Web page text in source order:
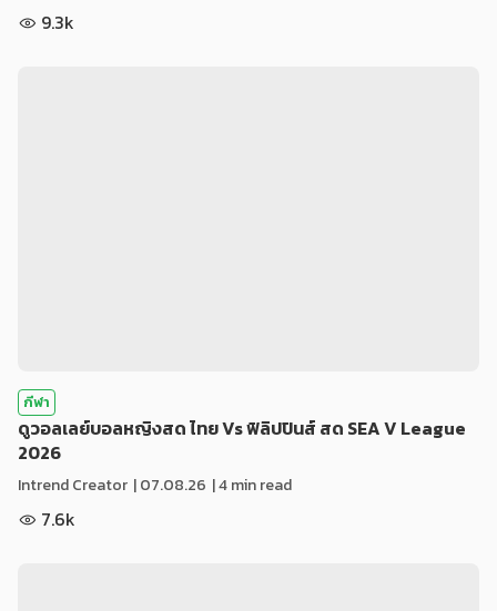
9.3k
กีฬา
ดูวอลเลย์บอลหญิงสด ไทย Vs ฟิลิปปินส์ สด SEA V League
2026
Intrend Creator |07.08.26 | 4 min read
7.6k